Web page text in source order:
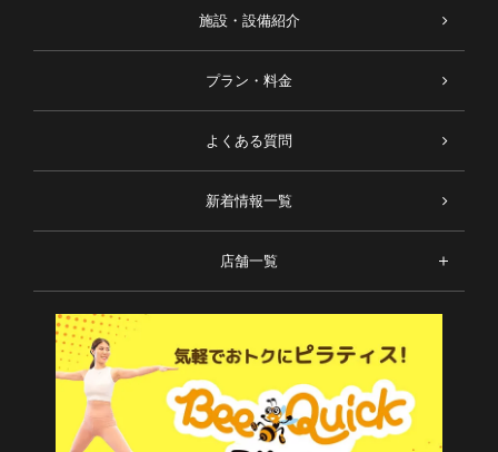
施設・設備紹介
プラン・料金
よくある質問
新着情報一覧
店舗一覧